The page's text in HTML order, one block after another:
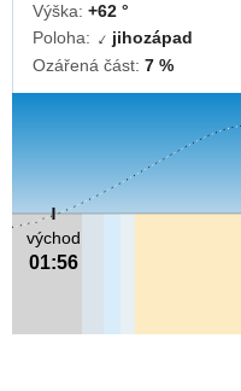
Výška: +62 °
Poloha: ↓ jihozápad
Ozářená část: 7 %
východ
01:56